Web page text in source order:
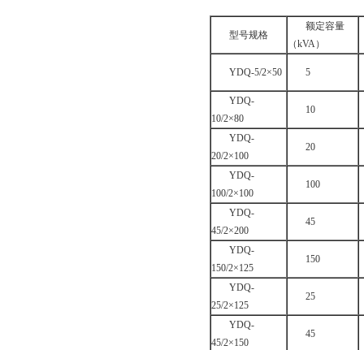
型号规格
额定容量
（kVA）
YDQ-5/2×50 5
YDQ-
10/2×80
10
YDQ-
20/2×100
20
YDQ-
100/2×100
100
YDQ-
45/2×200
45
YDQ-
150/2×125
150
YDQ-
25/2×125
25
YDQ-
45/2×150
45